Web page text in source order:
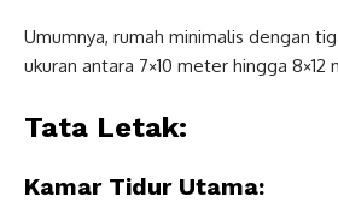
Umumnya, rumah minimalis dengan
ukuran antara 7×10 meter hingga 8×12
Tata Letak:
Kamar Tidur Utama: